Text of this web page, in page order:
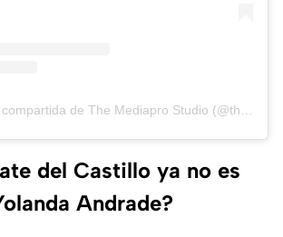
del Castillo ya no es
Andrade?